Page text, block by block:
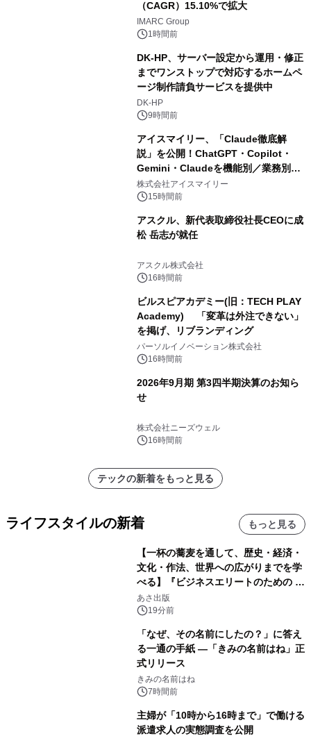
（CAGR）15.10%で拡大
IMARC Group
1時間前
DK-HP、サーバー設定から運用・修正
までワンストップで対応するホームペ
ージ制作請負サービスを提供中
DK-HP
9時間前
アイスマイリー、「Claude徹底解
説」を公開！ChatGPT・Copilot・
Gemini・Claudeを機能別／業務別に
比較―自社に合う生成AIの選び方がわ
かる実践ガイド
株式会社アイスマイリー
15時間前
アスクル、新代表取締役社長CEOに成
松 岳志が就任
アスクル株式会社
16時間前
ビルスピアカデミー(旧：TECH PLAY
Academy) 「変革は外注できない」
を掲げ、リブランディング
パーソルイノベーション株式会社
16時間前
2026年9月期 第3四半期決算のお知ら
せ
株式会社ニーズウェル
16時間前
テックの新着をもっと見る
ライフスタイルの新着 もっと見る
【一杯の蕎麦を通して、歴史・経済・
文化・作法、世界への広がりまでを学
べる】『ビジネスエリートのための 教
養としての蕎麦』2026年8月25日
（火）発売
あさ出版
19分前
「なぜ、その名前にしたの？」に答え
る一通の手紙 ―「きみの名前はね」正
式リリース
きみの名前はね
7時間前
主婦が「10時から16時まで」で働ける
派遣求人の実態調査を公開